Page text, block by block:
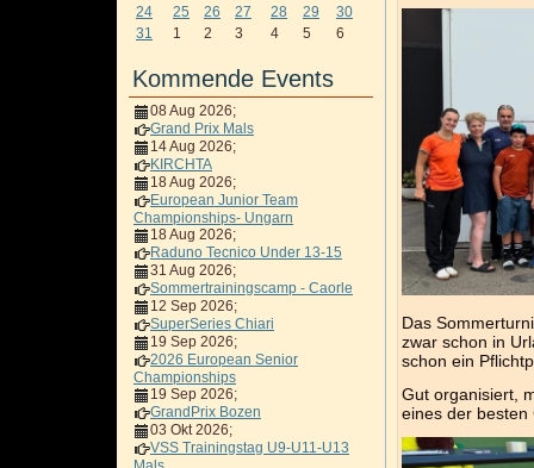
24
25 26 27 28 29
30
31
1 2 3 4 5 6
Kommende Events
08 Aug 2026;
Grand Prix Mals
14 Aug 2026;
KIRCHTA
18 Aug 2026;
European Junior Team
Championships- Ungarn
18 Aug 2026;
Raduno Tecnico Under 13-15
31 Aug 2026;
Sommertrainingscamp - Caorle
12 Sep 2026;
SuperSeries Chiari
19 Sep 2026;
2026 European Senior
Championships
19 Sep 2026;
GrandPrix Bozen
03 Okt 2026;
VSS Trainingstag U9-U11-U13
Das
zwar schon in
schon ein
Gut organisiert,
eines der besten